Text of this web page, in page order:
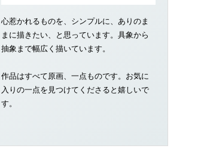
心惹かれるものを、シンプルに、ありのま
まに描きたい、と思っています。具象から
抽象まで幅広く描いています。
作品はすべて原画、一点ものです。お気に
入りの一点を見つけてくださると嬉しいで
す。